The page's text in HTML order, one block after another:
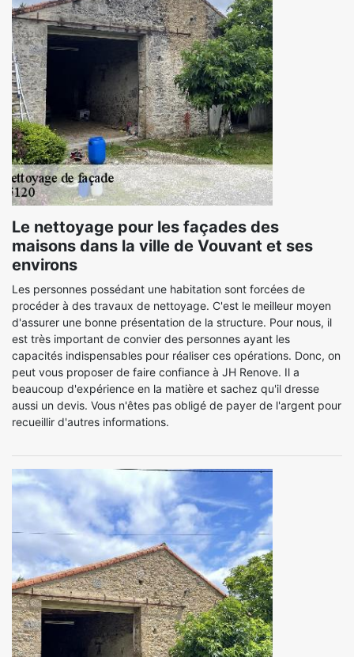
Le nettoyage pour les façades des
maisons dans la ville de Vouvant et ses
environs
Les personnes possédant une habitation sont forcées de
procéder à des travaux de nettoyage. C'est le meilleur moyen
d'assurer une bonne présentation de la structure. Pour nous, il
est très important de convier des personnes ayant les
capacités indispensables pour réaliser ces opérations. Donc, on
peut vous proposer de faire confiance à JH Renove. Il a
beaucoup d'expérience en la matière et sachez qu'il dresse
aussi un devis. Vous n'êtes pas obligé de payer de l'argent pour
recueillir d'autres informations.